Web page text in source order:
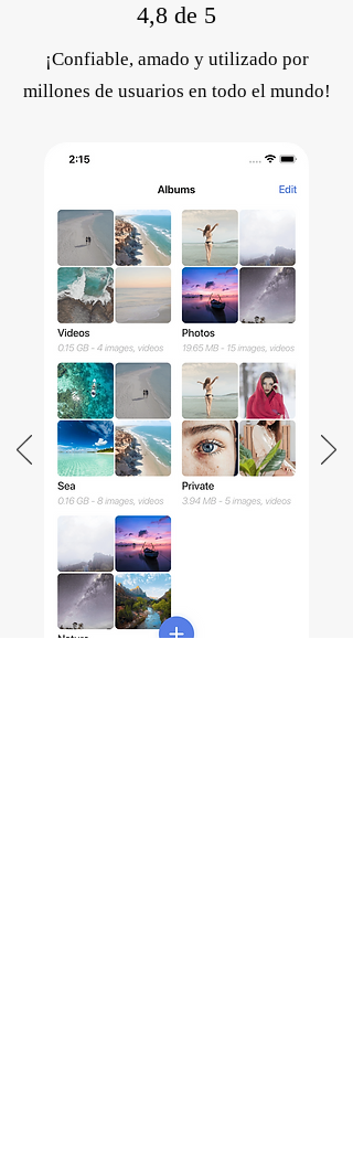
4,8 de 5
¡Confiable, amado y utilizado por
millones de usuarios en todo el mundo!